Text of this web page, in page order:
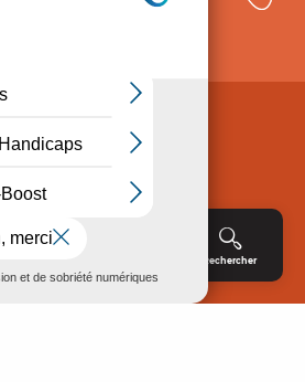
Rechercher
des données
Consentement
: non conforme